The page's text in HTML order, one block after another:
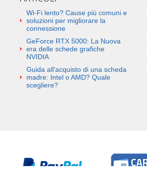
Wi-Fi lento? Cause più comuni e
soluzioni per migliorare la
connessione
GeForce RTX 5000: La Nuova
era delle schede grafiche
NVIDIA
Guida all'acquisto di una scheda
madre: Intel o AMD? Quale
scegliere?